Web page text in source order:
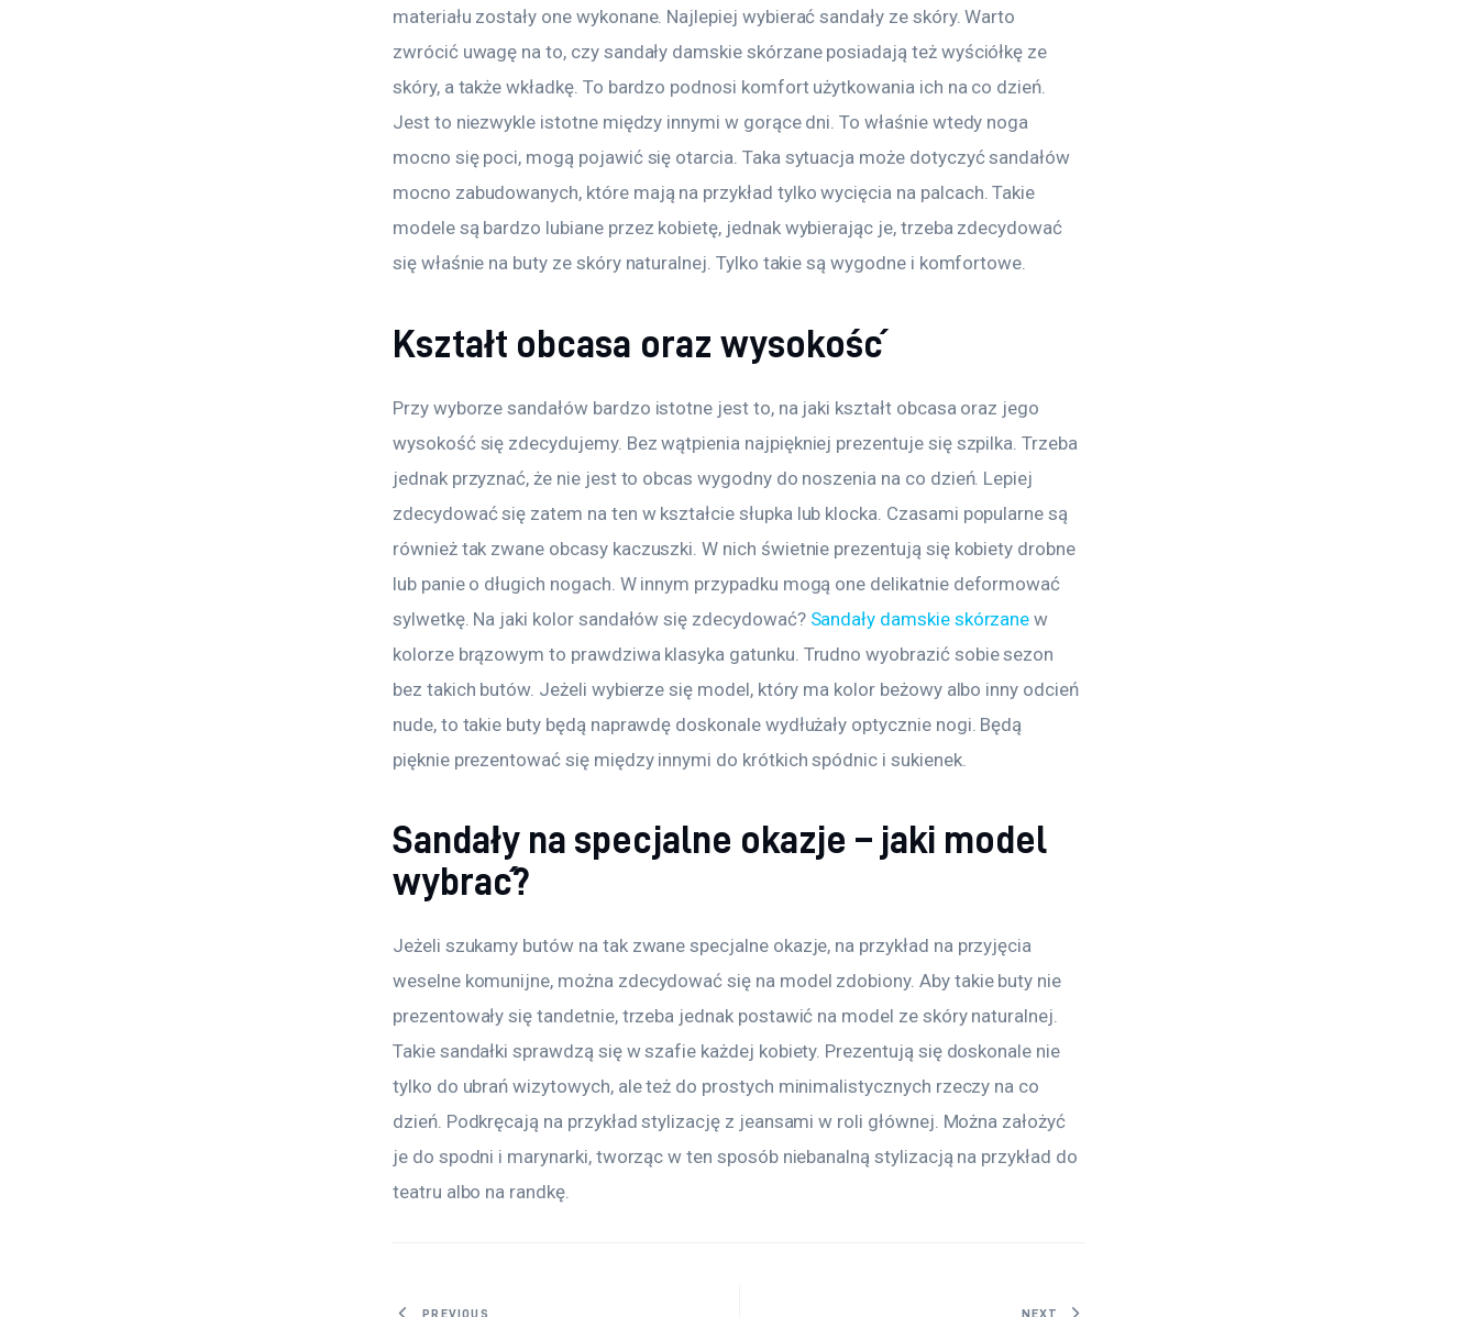
materiału zostały one wykonane. Najlepiej wybierać sandały ze skóry. Warto
zwrócić uwagę na to, czy sandały damskie skórzane posiadają też wyściółkę ze
skóry, a także wkładkę. To bardzo podnosi komfort użytkowania ich na co dzień.
Jest to niezwykle istotne między innymi w gorące dni. To właśnie wtedy noga
mocno się poci, mogą pojawić się otarcia. Taka sytuacja może dotyczyć sandałów
mocno zabudowanych, które mają na przykład tylko wycięcia na palcach. Takie
modele są bardzo lubiane przez kobietę, jednak wybierając je, trzeba zdecydować
się właśnie na buty ze skóry naturalnej. Tylko takie są wygodne i komfortowe.
Kształt obcasa oraz wysokość
Przy wyborze sandałów bardzo istotne jest to, na jaki kształt obcasa oraz jego
wysokość się zdecydujemy. Bez wątpienia najpiękniej prezentuje się szpilka. Trzeba
jednak przyznać, że nie jest to obcas wygodny do noszenia na co dzień. Lepiej
zdecydować się zatem na ten w kształcie słupka lub klocka. Czasami popularne są
również tak zwane obcasy kaczuszki. W nich świetnie prezentują się kobiety drobne
lub panie o długich nogach. W innym przypadku mogą one delikatnie deformować
sylwetkę. Na jaki kolor sandałów się zdecydować? Sandały damskie skórzane w
kolorze brązowym to prawdziwa klasyka gatunku. Trudno wyobrazić sobie sezon
bez takich butów. Jeżeli wybierze się model, który ma kolor beżowy albo inny odcień
nude, to takie buty będą naprawdę doskonale wydłużały optycznie nogi. Będą
pięknie prezentować się między innymi do krótkich spódnic i sukienek.
Sandały na specjalne okazje – jaki model
wybrać?
Jeżeli szukamy butów na tak zwane specjalne okazje, na przykład na przyjęcia
weselne komunijne, można zdecydować się na model zdobiony. Aby takie buty nie
prezentowały się tandetnie, trzeba jednak postawić na model ze skóry naturalnej.
Takie sandałki sprawdzą się w szafie każdej kobiety. Prezentują się doskonale nie
tylko do ubrań wizytowych, ale też do prostych minimalistycznych rzeczy na co
dzień. Podkręcają na przykład stylizację z jeansami w roli głównej. Można założyć
je do spodni i marynarki, tworząc w ten sposób niebanalną stylizacją na przykład do
teatru albo na randkę.
PREVIOUS NEXT